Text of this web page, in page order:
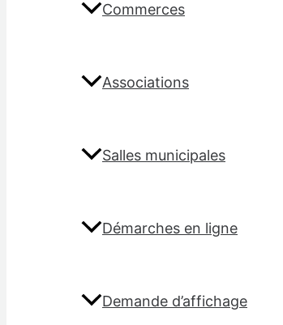
Commerces
Associations
Salles municipales
Démarches en ligne
Demande d’affichage